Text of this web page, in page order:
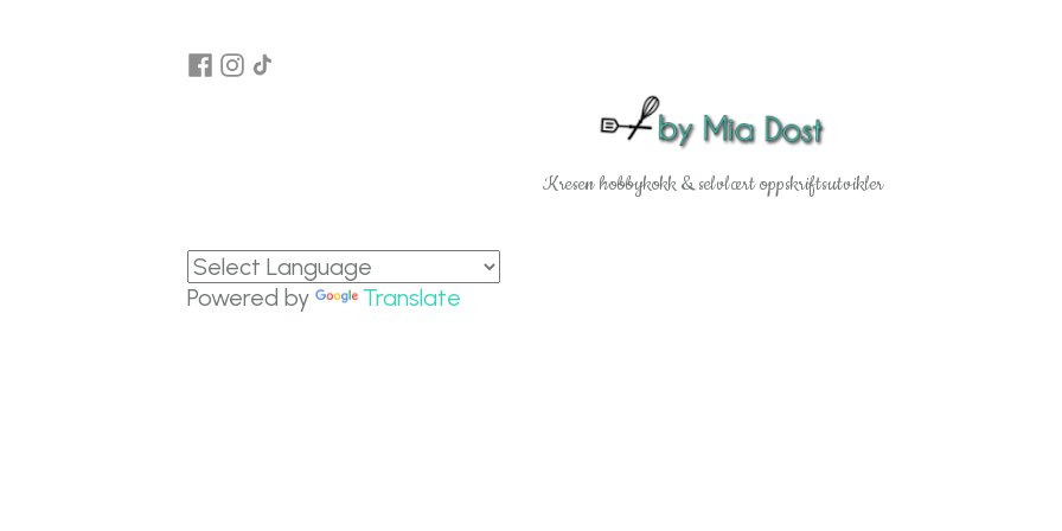
Kresen hobbykokk & selvlært oppskriftsutvikler
Powered by Translate